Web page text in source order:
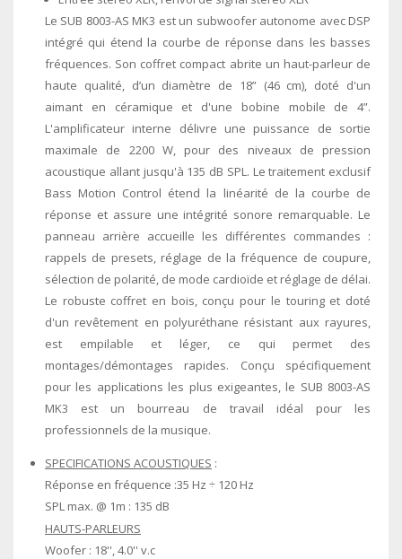
Le SUB 8003-AS MK3 est un subwoofer autonome avec DSP
intégré qui étend la courbe de réponse dans les basses
fréquences. Son coffret compact abrite un haut-parleur de
haute qualité, d’un diamètre de 18” (46 cm), doté d'un
aimant en céramique et d'une bobine mobile de 4”.
L'amplificateur interne délivre une puissance de sortie
maximale de 2200 W, pour des niveaux de pression
acoustique allant jusqu'à 135 dB SPL. Le traitement exclusif
Bass Motion Control étend la linéarité de la courbe de
réponse et assure une intégrité sonore remarquable. Le
panneau arrière accueille les différentes commandes :
rappels de presets, réglage de la fréquence de coupure,
sélection de polarité, de mode cardioïde et réglage de délai.
Le robuste coffret en bois, conçu pour le touring et doté
d'un revêtement en polyuréthane résistant aux rayures,
est empilable et léger, ce qui permet des
montages/démontages rapides. Conçu spécifiquement
pour les applications les plus exigeantes, le SUB 8003-AS
MK3 est un bourreau de travail idéal pour les
professionnels de la musique.
SPECIFICATIONS ACOUSTIQUES :
Réponse en fréquence :35 Hz ÷ 120 Hz
SPL max. @ 1m : 135 dB
HAUTS-PARLEURS
Woofer : 18'', 4.0'' v.c